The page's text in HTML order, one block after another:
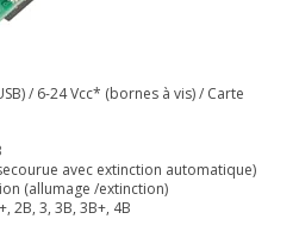
/ 6-24 Vcc* (bornes à vis) / Carte
avec extinction automatique)
(allumage /extinction)
2B, 3, 3B, 3B+, 4B